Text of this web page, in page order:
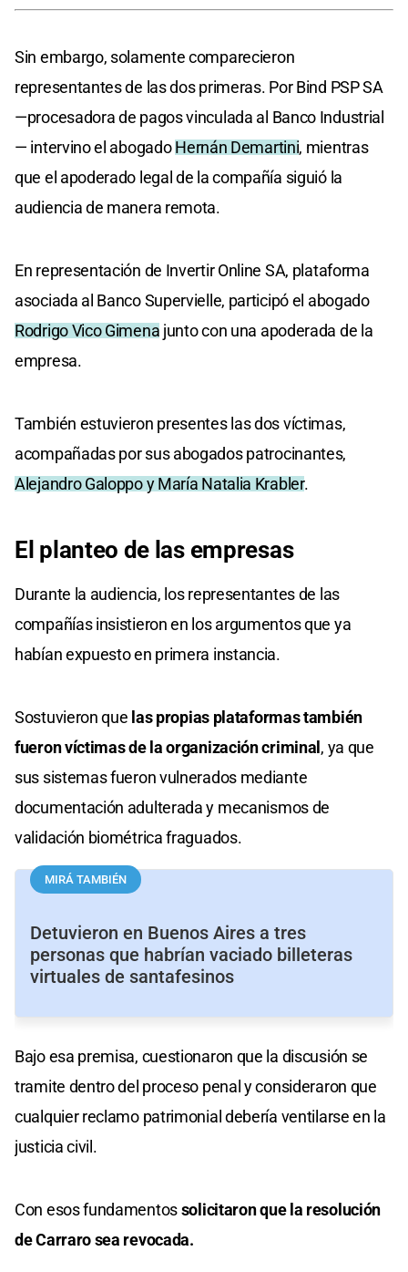
Sin embargo, solamente comparecieron
representantes de las dos primeras. Por Bind PSP SA
—procesadora de pagos vinculada al Banco Industrial
— intervino el abogadoHernán Demartini, mientras
que el apoderado legal de la compañía siguió la
audiencia de manera remota.
En representación de Invertir Online SA, plataforma
asociada al Banco Supervielle, participó el abogado
Rodrigo Vico Gimena junto con una apoderada de la
empresa.
También estuvieron presentes las dos víctimas,
acompañadas por sus abogados patrocinantes,
Alejandro Galoppo y María Natalia Krabler.
El planteo de las empresas
Durante la audiencia, los representantes de las
compañías insistieron en los argumentos que ya
habían expuesto en primera instancia.
Sostuvieron que las propias plataformas también
fueron víctimas de la organización criminal, ya que
sus sistemas fueron vulnerados mediante
documentación adulterada y mecanismos de
validación biométrica fraguados.
MIRÁ TAMBIÉN
Detuvieron en Buenos Aires a tres
personas que habrían vaciado billeteras
virtuales de santafesinos
Bajo esa premisa, cuestionaron que la discusión se
tramite dentro del proceso penal y consideraron que
cualquier reclamo patrimonial debería ventilarse en la
justicia civil.
Con esos fundamentossolicitaron que la resolución
de Carraro sea revocada.